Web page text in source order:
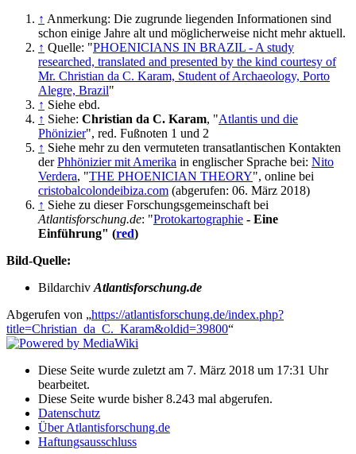
↑ Anmerkung: Die zugrunde liegenden Informationen sind
schon einige Jahre alt und möglicherweise nicht mehr aktuell.
↑ Quelle: "PHOENICIANS IN BRAZIL - A study
researched, translated and presented by the kind courtesy of
Mr. Christian da C. Karam, Student of Archaeology, Porto
Alegre, Brazil"
↑ Siehe ebd.
↑ Siehe: Christian da C. Karam, "Atlantis und die
Phönizier", red. Fußnoten 1 und 2
↑ Siehe mehr zu den vermuteten transatlantischen Kontakten
derPhhönizier mit Amerika in englischer Sprache bei: Nito
Verdera, "THE PHOENICIAN THEORY", online bei
cristobalcolondeibiza.com (abgerufen: 06. März 2018)
↑ Siehe zu dieser Forschungsgemeinschaft bei
Atlantisforschung.de: "Protokartographie - Eine
Einführung" (red)
Bild-Quelle:
BildarchivAtlantisforschung.de
Abgerufen von „https://atlantisforschung.de/index.php?
title=Christian_da_C._Karam&oldid=39800“
Diese Seite wurde zuletzt am 7. März 2018 um 17:31 Uhr
bearbeitet.
Diese Seite wurde bisher 8.243 mal abgerufen.
Datenschutz
Über Atlantisforschung.de
Haftungsausschluss